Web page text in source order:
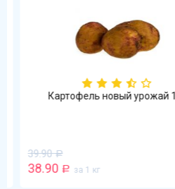
Картофель новый урожай 1кг
39.90 Р
38.90 за 1 кг